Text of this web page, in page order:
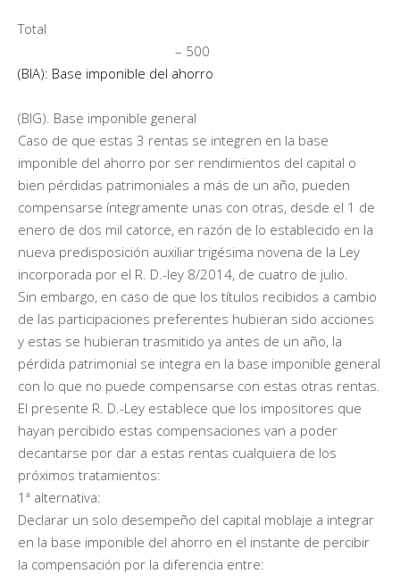
Total
– 500
(BIA): Base imponible del ahorro
(BIG). Base imponible general
Caso de que estas 3 rentas se integren en la base
imponible del ahorro por ser rendimientos del capital o
bien pérdidas patrimoniales a más de un año, pueden
compensarse íntegramente unas con otras, desde el 1 de
enero de dos mil catorce, en razón de lo establecido en la
nueva predisposición auxiliar trigésima novena de la Ley
incorporada por el R. D.-ley 8/2014, de cuatro de julio.
Sin embargo, en caso de que los títulos recibidos a cambio
de las participaciones preferentes hubieran sido acciones
y estas se hubieran trasmitido ya antes de un año, la
pérdida patrimonial se integra en la base imponible general
con lo que no puede compensarse con estas otras rentas.
El presente R. D.-Ley establece que los impositores que
hayan percibido estas compensaciones van a poder
decantarse por dar a estas rentas cualquiera de los
próximos tratamientos:
1ª alternativa:
Declarar un solo desempeño del capital moblaje a integrar
en la base imponible del ahorro en el instante de percibir
la compensación por la diferencia entre: